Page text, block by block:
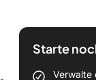
Starte
Verwalte